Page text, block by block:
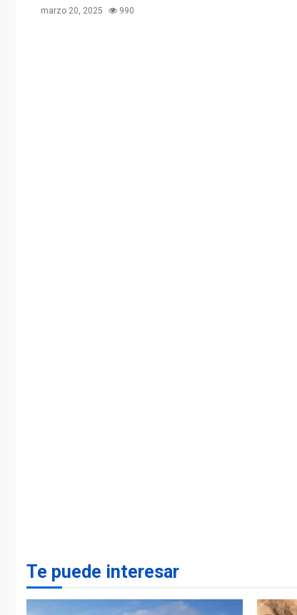
marzo 20, 2025 990
Te puede interesar